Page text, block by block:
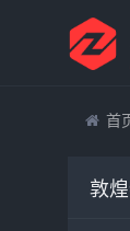
首
敦